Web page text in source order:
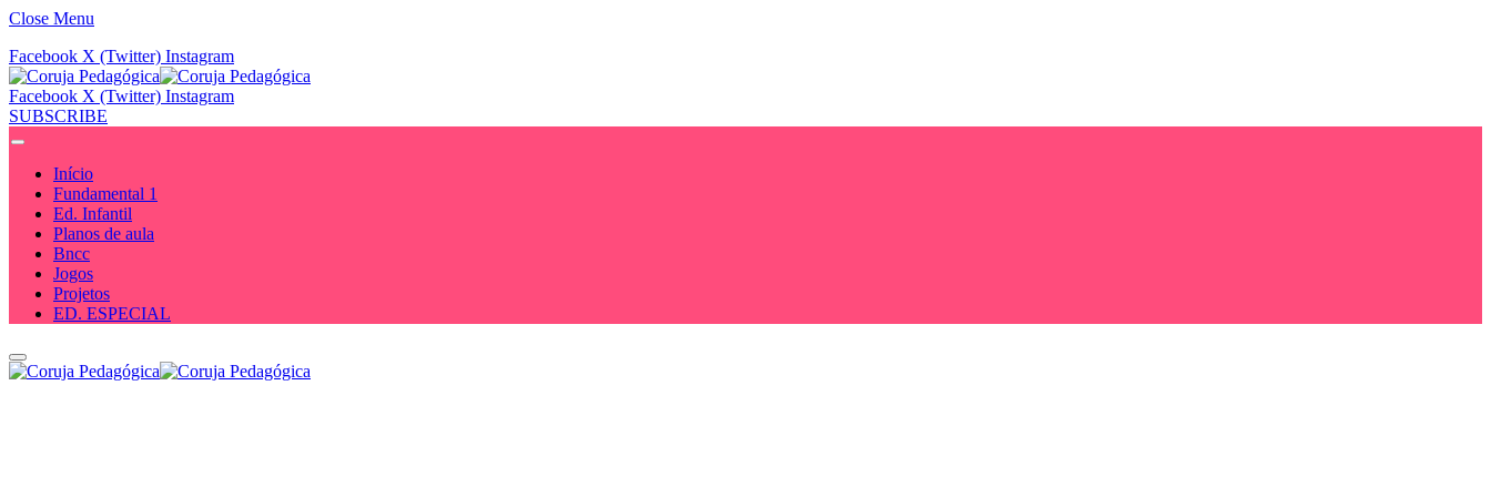
Close Menu
Facebook X (Twitter) Instagram
Facebook X (Twitter) Instagram
SUBSCRIBE
Início
Fundamental 1
Ed. Infantil
Planos de aula
Bncc
Jogos
Projetos
ED. ESPECIAL